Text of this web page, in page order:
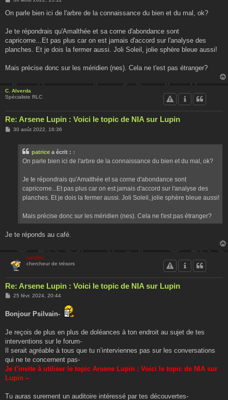
s
g
On parle bien ici de l'arbre de la connaissance du bien et du mal, ok?
Je te répondrais qu'Amalthée et sa corne d'abondance sont
capricorne...Et pas plus car on est jamais d'accord sur l'analyse des
planches. Et je dois la fermer aussi. Joli Soleil, jolie sphère bleue aussi!
Mais précise donc sur les méridien (nes). Cela ne t'est pas étranger?
C. Alverda
Spécialiste RLC
Re: Arsene Lupin : Voici le topic de NIA sur Lupin
M30 août 2022, 16:36
patrice a écrit : ↑
On parle bien ici de l'arbre de la connaissance du bien et du mal, ok?
Je te répondrais qu'Amalthée et sa corne d'abondance sont
capricorne...Et pas plus car on est jamais d'accord sur l'analyse des
planches. Et je dois la fermer aussi. Joli Soleil, jolie sphère bleue aussi!
Mais précise donc sur les méridien (nes). Cela ne t'est pas étranger?
Je te réponds au café.
cardou
chercheur de trésors
Re: Arsene Lupin : Voici le topic de NIA sur Lupin
M
s
e
25 févr. 2024, 20:44
Bonjour Psilvain-
Je reçois de plus en plus de doléances à ton endroit au sujet de tes
interventions sur le forum-
Il serait agréable à tous que tu n’interviennes pas sur les conversations
qui ne te concernent pas-
Je t’invite à utiliser le topic Arsene Lupin : Voici le topic de NIA sur
Lupin –
Tu auras surement un auditoire intéressé par tes découvertes-